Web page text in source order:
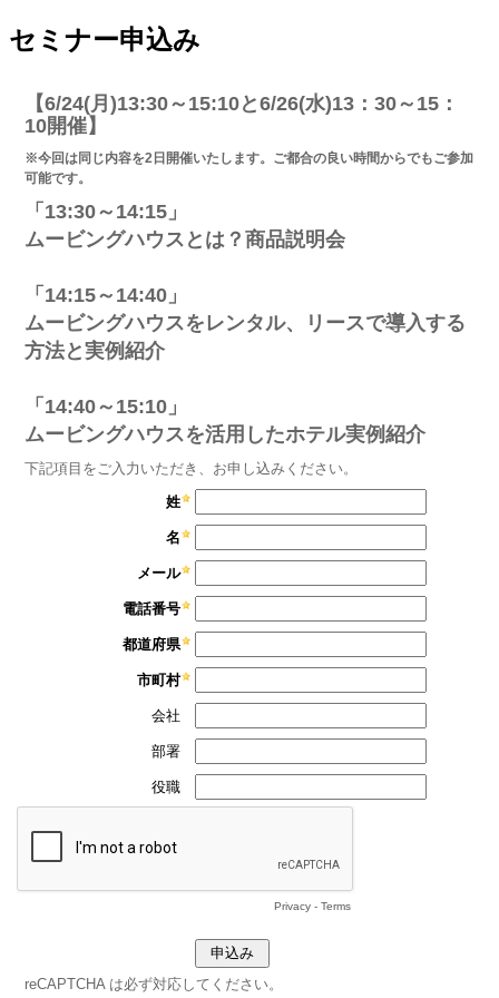
セミナー申込み
【6/24(月)13:30～15:10と6/26(水)13：30～15：
10開催​​​】
※今回は同じ内容を2日開催いたします。ご都合の良い時間からでもご参加
可能です。
「13:30～14:15」
ムービングハウスとは？商品説明会
「14:15～14:40」
ムービングハウスをレンタル、リースで導入する
方法と実例紹介
「14:40～15:10」
ムービングハウスを活用したホテル実例紹介
下記項目をご入力いただき、お申し込みください。
姓
名
メール
電話番号
都道府県
市町村
会社
部署
役職
Privacy- Terms
reCAPTCHA は必ず対応してください。